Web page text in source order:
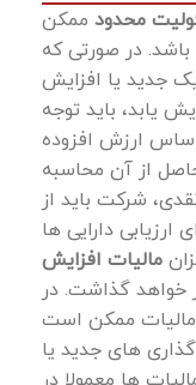
محدود ممکن
در صورتی که
جدید یا افزایش
یابد، باید توجه
ارزش افزوده
از آن محاسبه
شرکت باید از
دارایی‌ ها
مالیات افزایش
خواهد گذاشت. در
مالیات ممکن است
‌های جدید یا